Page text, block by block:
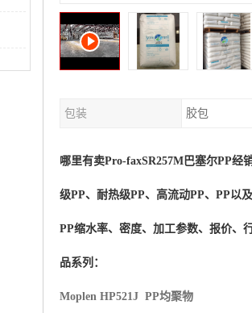
包装 胶包
哪里有卖Pro-faxSR257M 巴塞尔PP经
级PP、耐热级PP、高流动PP、PP以
PP缩水率、密度、加工参数、报价、
品系列：
Moplen HP521J PP均聚物